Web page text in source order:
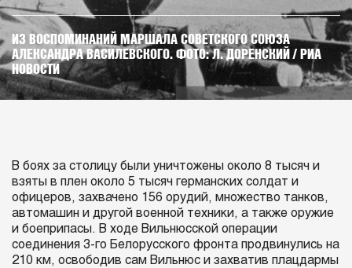
ИЗ ВОСПОМИНАНИЙ МАРШАЛА СОВЕТСКОГО СОЮЗА
АЛЕКСАНДРА ВАСИЛЕВСКОГО. ФОТО: Л. ДОРЕНСКИЙ / РИА
НОВОСТИ
В боях за столицу были уничтожены около 8 тысяч и
взяты в плен около 5 тысяч германских солдат и
офицеров, захвачено 156 орудий, множество танков,
автомашин и другой военной техники, а также оружие
и боеприпасы. В ходе Вильнюсской операции
соединения 3-го Белорусского фронта продвинулись на
210 км, освободив сам Вильнюс и захватив плацдармы